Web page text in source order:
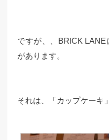
ですが、、BRICK
があります。
それは、 「カップケーキ」